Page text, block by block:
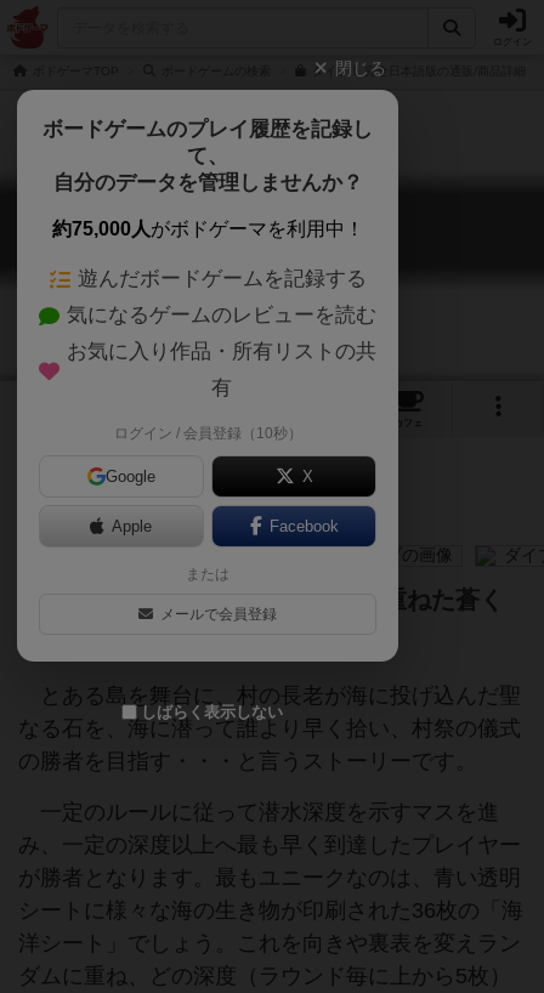
ダイブ！ 完全日本語版の通販/商品詳細
ダイブ
Dive
カフェ
レッツ・ダイブ！ 透明シートを重ねた蒼く
とある島を舞台に、村の長老が海に投げ込んだ聖
なる石を、海に潜って誰より早く拾い、村祭の儀式
の勝者を目指す・・・と言うストーリーです。
一定のルールに従って潜水深度を示すマスを進
み、一定の深度以上へ最も早く到達したプレイヤー
が勝者となります。最もユニークなのは、青い透明
シートに様々な海の生き物が印刷された36枚の「海
洋シート」でしょう。これを向きや裏表を変えラン
ダムに重ね、どの深度（ラウンド毎に上から5枚）
閉じる
ボードゲームのプレイ履歴を記録し
て、
自分のデータを管理しませんか？
約75,000人がボドゲーマを利用中！
遊んだボードゲームを記録する
気になるゲームのレビューを読む
お気に入り作品・所有リストの共
有
ログイン / 会員登録（10秒）
Google X
Apple Facebook
または
メールで会員登録
しばらく表示しない